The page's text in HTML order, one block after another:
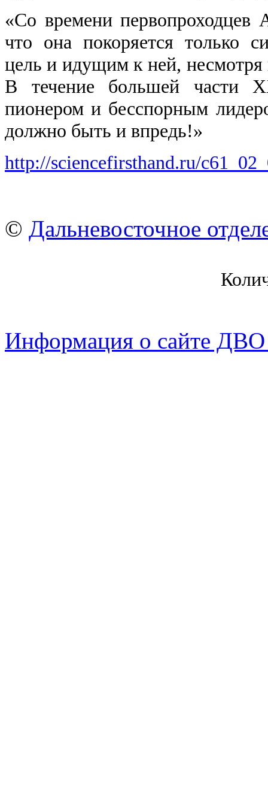
«Со времени первопроходцев
что она покоряется
цель и идущим к ней, несмотря
В течение большей части
пионером и бесспорным
должно быть и впредь!»
http://sciencefirsthand.ru/
© Дальневосточное
Информация о сайте